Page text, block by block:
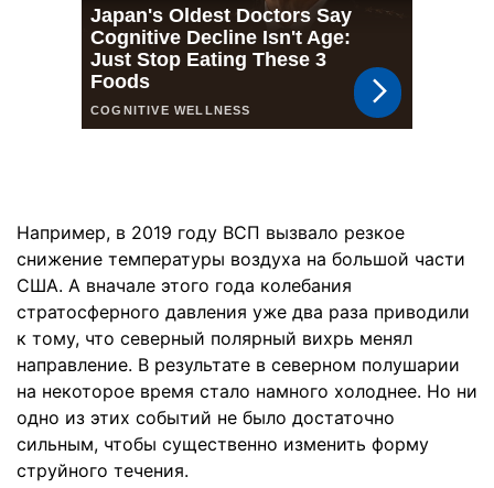
Например, в 2019 году ВСП вызвало резкое
снижение температуры воздуха на большой части
США. А вначале этого года колебания
стратосферного давления уже два раза приводили
к тому, что северный полярный вихрь менял
направление. В результате в северном полушарии
на некоторое время стало намного холоднее. Но ни
одно из этих событий не было достаточно
сильным, чтобы существенно изменить форму
струйного течения.